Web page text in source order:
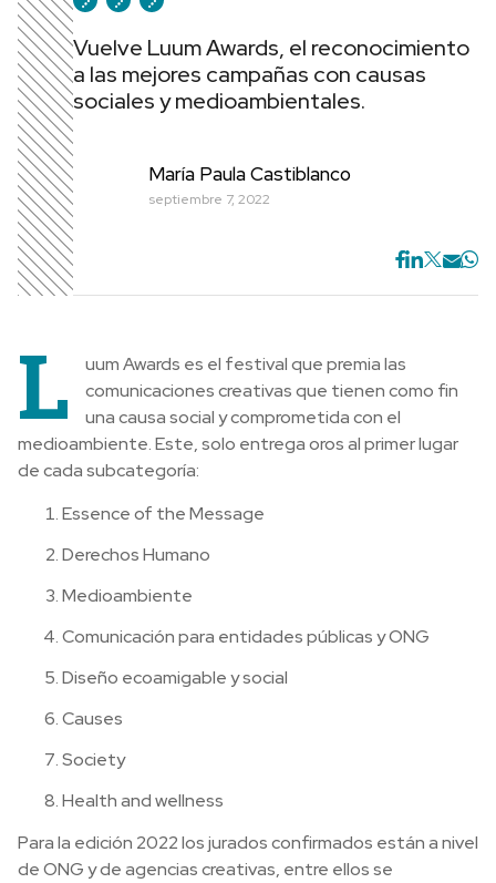
Vuelve Luum Awards, el reconocimiento
a las mejores campañas con causas
sociales y medioambientales.
María Paula Castiblanco
septiembre 7, 2022
L
uum Awards es el festival que premia las
comunicaciones creativas que tienen como fin
una causa social y comprometida con el
medioambiente. Este, solo entrega oros al primer lugar
de cada subcategoría:
Essence of the Message
Derechos Humano
Medioambiente
Comunicación para entidades públicas y ONG
Diseño ecoamigable y social
Causes
Society
Health and wellness
Para la edición 2022 los jurados confirmados están a nivel
de ONG y de agencias creativas, entre ellos se